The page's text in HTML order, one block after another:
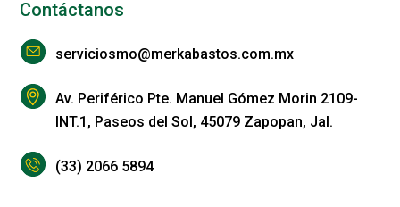
Contáctanos
serviciosmo@merkabastos.com.mx
Av. Periférico Pte. Manuel Gómez Morin 2109-
INT.1, Paseos del Sol, 45079 Zapopan, Jal.
(33) 2066 5894